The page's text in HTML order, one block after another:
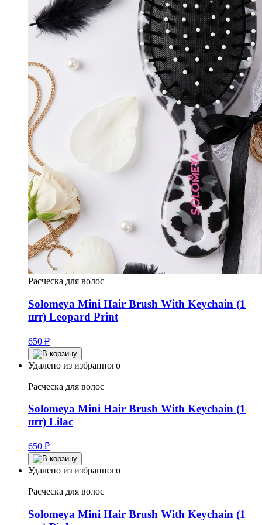
Расческа для волос
Solomeya Mini Hair Brush With Keychain (1
шт) Leopard Print
650 ₽
Удалено из избранного
Расческа для волос
Solomeya Mini Hair Brush With Keychain (1
шт) Lilac
650 ₽
Удалено из избранного
Расческа для волос
Solomeya Mini Hair Brush With Keychain (1